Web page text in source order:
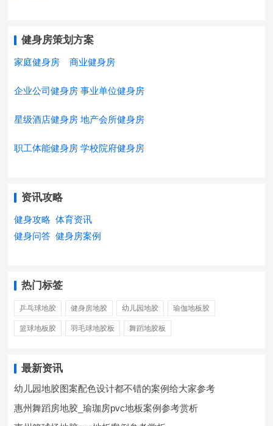
健身房策划方案
家庭健身房 商业健身房
企业公司健身房 事业单位健身房
星级酒店健身房 地产会所健身房
职工体能健身房 学校院府健身房
资讯攻略
健身攻略 体育资讯
健身问答 健身房案例
热门标签
乒乓球地胶 健身房地胶 幼儿园地胶 瑜伽地板胶
篮球地板胶 羽毛球地胶板 舞蹈地胶板
最新资讯
幼儿园地胶图案配色设计都不错的案例给大家参考
惠州舞蹈房地胶_瑜珈房pvc地板案例参考赏析